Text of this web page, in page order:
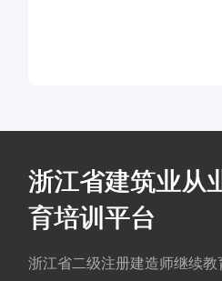
浙江省建筑业从
育培训平台
浙江省二级注册建造师继续